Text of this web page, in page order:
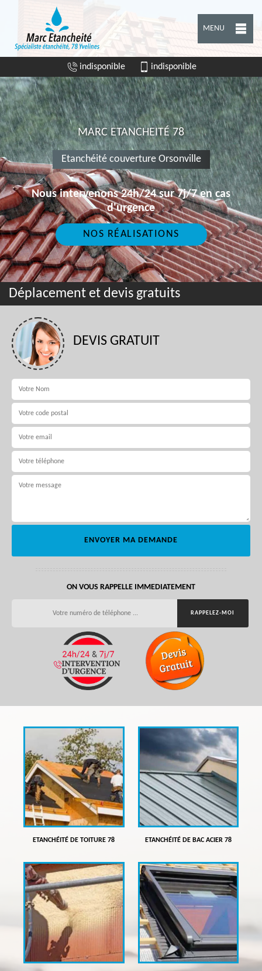
MENU
indisponible indisponible
MARC ETANCHEITÉ 78
Etanchéité couverture Orsonville
Nous intervenons 24h/24 sur 7j/7 en cas
d'urgence
NOS RÉALISATIONS
Déplacement et devis gratuits
DEVIS GRATUIT
ON VOUS RAPPELLE IMMEDIATEMENT
ETANCHÉITÉ DE TOITURE 78 ETANCHÉITÉ DE BAC ACIER 78